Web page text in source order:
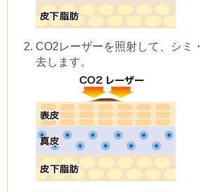
CO2レーザーを照射して、シミ
去します。